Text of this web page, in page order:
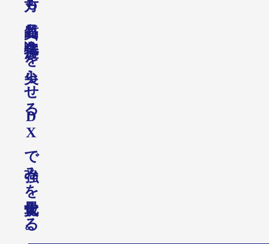
、
も
。
を
ら
せ
る
D
X
で
み
を
す
る
。